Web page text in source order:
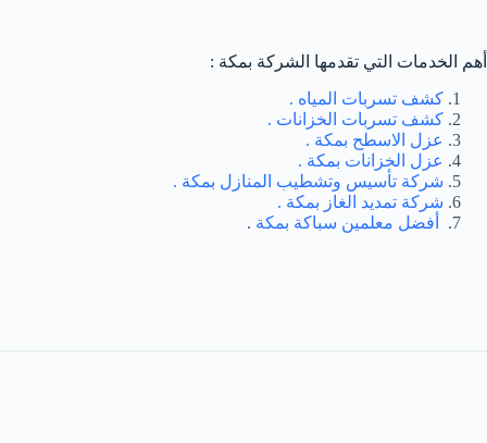
أهم الخدمات التي تقدمها الشركة بمكة :
كشف تسربات المياه .
كشف تسربات الخزانات .
عزل الاسطح بمكة .
عزل الخزانات بمكة .
شركة تأسيس وتشطيب المنازل بمكة .
شركة تمديد الغاز بمكة .
أفضل معلمين سباكة بمكة .